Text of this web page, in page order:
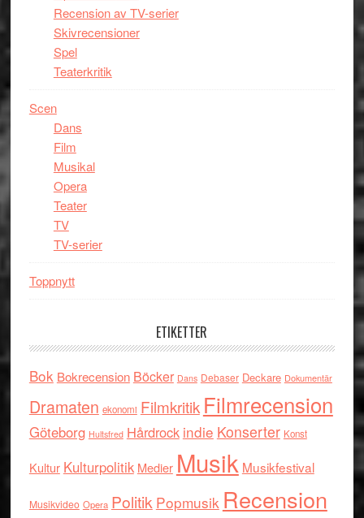
Recension av TV-serier
Skivrecensioner
Spel
Teaterkritik
Scen
Dans
Film
Musikal
Opera
Teater
TV
TV-serier
Toppnytt
ETIKETTER
Bok Bokrecension Böcker Dans Debaser Deckare Dokumentär
Dramaten ekonomi Filmkritik Filmrecension
Göteborg Hultsfred Hårdrock indie Konserter Konst
Kultur Kulturpolitik Medier Musik Musikfestival
Musikvideo Opera Politik Popmusik Recension